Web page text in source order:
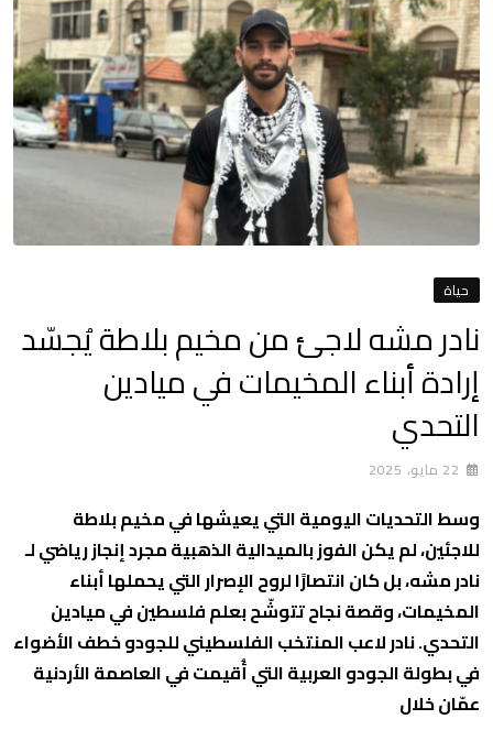
حياة
نادر مشه لاجئ من مخيم بلاطة يُجسّد
إرادة أبناء المخيمات في ميادين
التحدي
22 مايو، 2025
وسط التحديات اليومية التي يعيشها في مخيم بلاطة
للاجئين، لم يكن الفوز بالميدالية الذهبية مجرد إنجاز رياضي لـ
نادر مشه، بل كان انتصارًا لروح الإصرار التي يحملها أبناء
المخيمات، وقصة نجاح تتوشّح بعلم فلسطين في ميادين
التحدي. نادر لاعب المنتخب الفلسطيني للجودو خطف الأضواء
في بطولة الجودو العربية التي أُقيمت في العاصمة الأردنية
عمّان خلال